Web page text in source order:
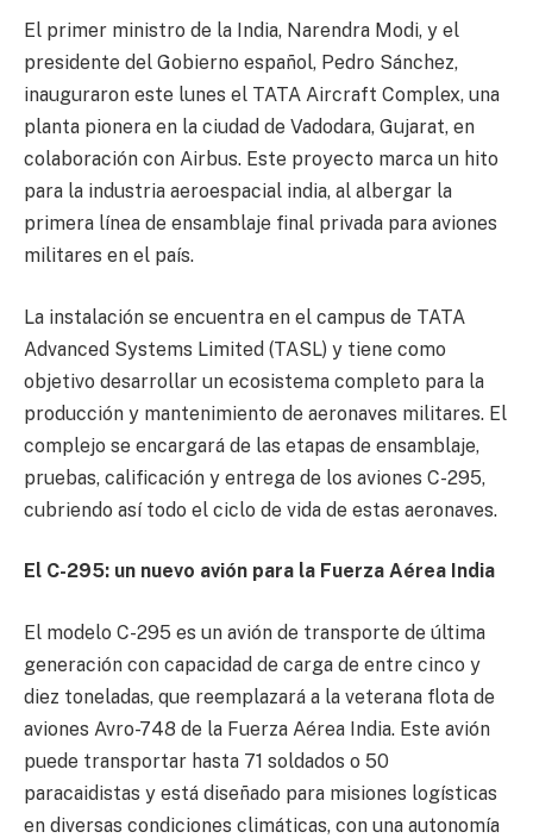
El primer ministro de la India, Narendra Modi, y el
presidente del Gobierno español, Pedro Sánchez,
inauguraron este lunes el TATA Aircraft Complex, una
planta pionera en la ciudad de Vadodara, Gujarat, en
colaboración con Airbus. Este proyecto marca un hito
para la industria aeroespacial india, al albergar la
primera línea de ensamblaje final privada para aviones
militares en el país.
La instalación se encuentra en el campus de TATA
Advanced Systems Limited (TASL) y tiene como
objetivo desarrollar un ecosistema completo para la
producción y mantenimiento de aeronaves militares. El
complejo se encargará de las etapas de ensamblaje,
pruebas, calificación y entrega de los aviones C-295,
cubriendo así todo el ciclo de vida de estas aeronaves.
El C-295: un nuevo avión para la Fuerza Aérea India
El modelo C-295 es un avión de transporte de última
generación con capacidad de carga de entre cinco y
diez toneladas, que reemplazará a la veterana flota de
aviones Avro-748 de la Fuerza Aérea India. Este avión
puede transportar hasta 71 soldados o 50
paracaidistas y está diseñado para misiones logísticas
en diversas condiciones climáticas, con una autonomía